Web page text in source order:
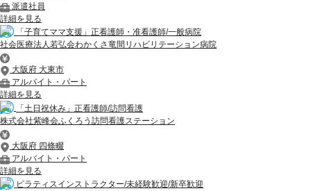
派遣社員
詳細を見る
「子育てママ支援」正看護師・准看護師/一般病院
社会医療法人若弘会わかくさ竜間リハビリテーション病院
大阪府 大東市
アルバイト・パート
詳細を見る
「土日祝休み」正看護師/訪問看護
株式会社紫峰会ふくろう訪問看護ステーション
大阪府 四條畷
アルバイト・パート
詳細を見る
ピラティスインストラクター/未経験歓迎/新卒歓迎